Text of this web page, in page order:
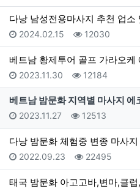
다낭 남성전용마사지 추천 업소
등록일
2024.02.15 조회
12030
베트남 황제투어 골프 가라오
등록일
2023.11.30 조회
12184
베트남 밤문화 지역별 마사지
등록일
2023.11.27 조회
12513
다낭 밤문화 체험중 변종 마사
등록일
2022.09.23 조회
22495
태국 밤문화 아고고바,변마,클